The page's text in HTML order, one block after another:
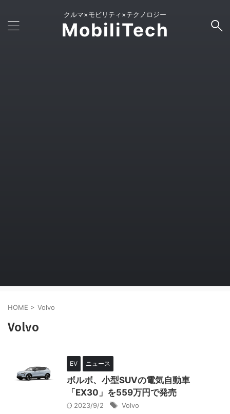
クルマ×モビリティ×テクノロジー
MobiliTech
HOME > Volvo
Volvo
EV ニュース
ボルボ、小型SUVの電気自動車
「EX30」を559万円で発売
2023/9/2 Volvo